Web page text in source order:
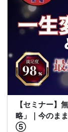
【セミナー】
略」｜今のま
⑤